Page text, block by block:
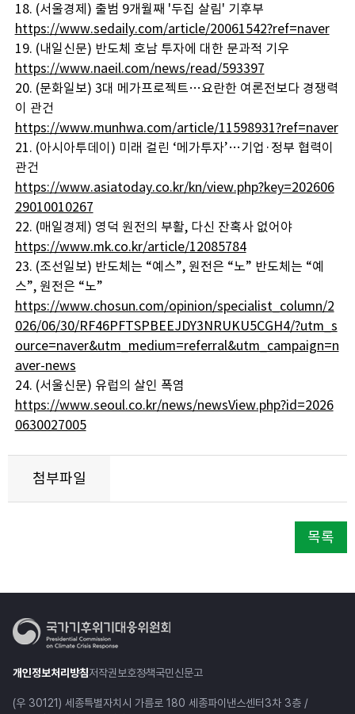
18. (서울경제) 출범 9개월째 '두집 살림' 기후부
https://www.sedaily.com/article/20061542?ref=naver
19. (내일신문) 반도체 호남 투자에 대한 문과적 기우
https://www.naeil.com/news/read/593397
20. (문화일보) 3대 메가프로젝트…요란한 여론전보다 경쟁력
이 관건
https://www.munhwa.com/article/11598931?ref=naver
21. (아시아투데이) 미래 걸린 ‘메가투자’…기업·정부 협력이
관건
https://www.asiatoday.co.kr/kn/view.php?key=202606
29010010267
22. (매일경제) 영덕 원전의 부활, 다신 잔혹사 없어야
https://www.mk.co.kr/article/12085784
23. (조선일보) 반도체는 “예스”, 원전은 “노” 반도체는 “예
스”, 원전은 “노”
https://www.chosun.com/opinion/specialist_column/2
026/06/30/RF46PFTSPBEEJDY3NRUKU5CGH4/?utm_s
ource=naver&utm_medium=referral&utm_campaign=n
aver-news
24. (서울신문) 유럽의 살인 폭염
https://www.seoul.co.kr/news/newsView.php?id=2026
0630027005
첨부파일
목록
개인정보처리방침저작권보호정책국민신문고
(우 30121) 세종특별자치시 가름로 180 세종파이낸스센터3차 3층 /